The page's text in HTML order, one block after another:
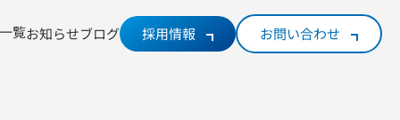
覧お知らせブログ 採用情報 お問い合わせ